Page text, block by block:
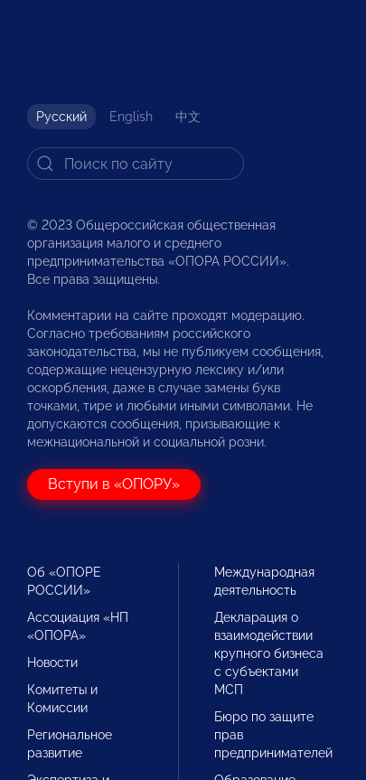
Русский English 中文
© 2023 Общероссийская общественная
организация малого и среднего
предпринимательства «ОПОРА РОССИИ».
Все права защищены.
Комментарии на сайте проходят модерацию.
Согласно требованиям российского
законодательства, мы не публикуем сообщения,
содержащие нецензурную лексику и/или
оскорбления, даже в случае замены букв
точками, тире и любыми иными символами. Не
допускаются сообщения, призывающие к
межнациональной и социальной розни.
Вступи в «ОПОРУ»
Об «ОПОРЕ
РОССИИ»
Ассоциация «НП
«ОПОРА»
Новости
Комитеты и
Комиссии
Региональное
развитие
Международная
деятельность
Декларация о
взаимодействии
крупного бизнеса
с субъектами
МСП
Бюро по защите
прав
предпринимателей